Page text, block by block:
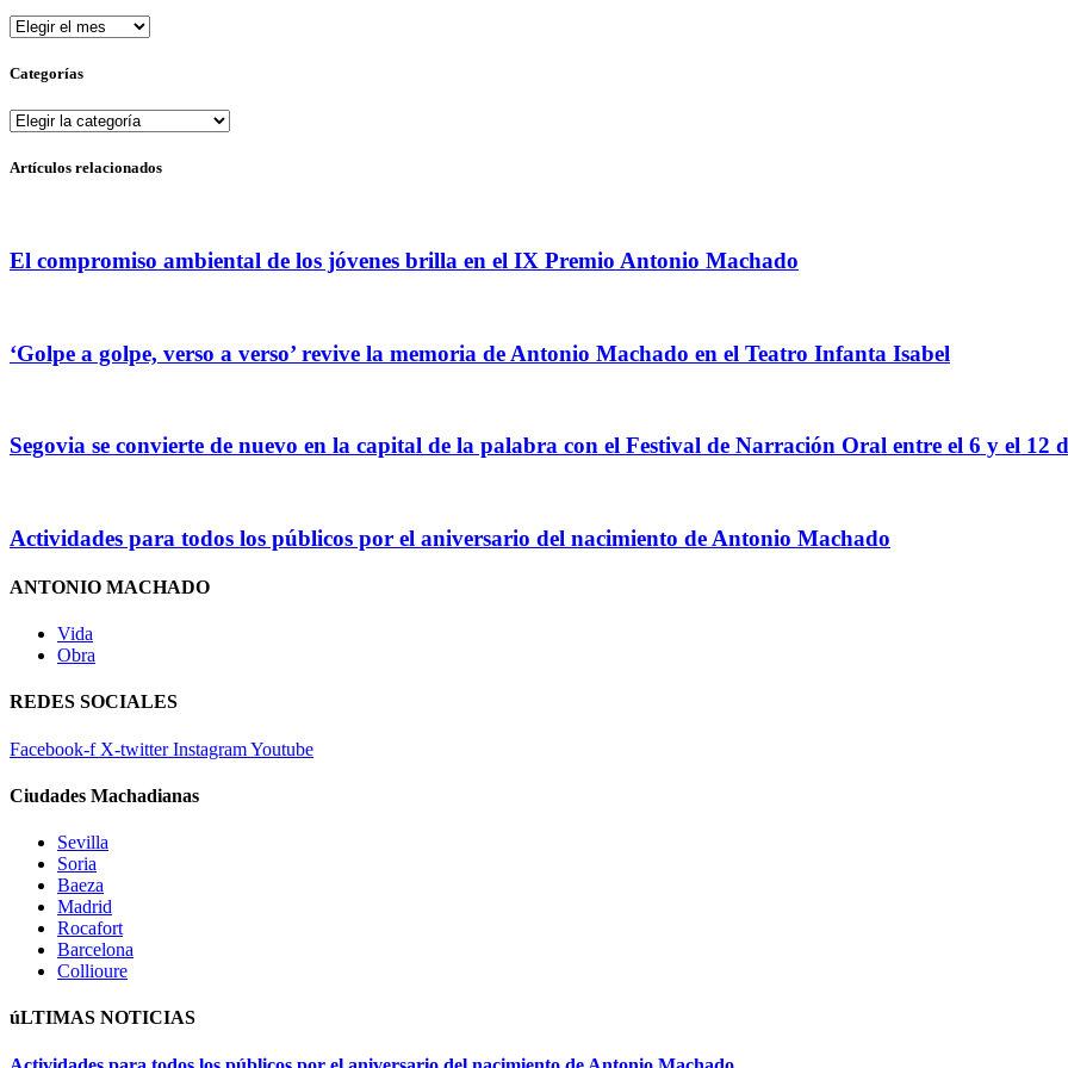
Archivos
Categorías
Categorías
Artículos relacionados
El compromiso ambiental de los jóvenes brilla en el IX Premio Antonio Machado
‘Golpe a golpe, verso a verso’ revive la memoria de Antonio Machado en el Teatro Infanta Isabel
Segovia se convierte de nuevo en la capital de la palabra con el Festival de Narración Oral entre el 6 y el 12
Actividades para todos los públicos por el aniversario del nacimiento de Antonio Machado
ANTONIO MACHADO
Vida
Obra
REDES SOCIALES
Facebook-f X-twitter InstagramYoutube
Ciudades Machadianas
Sevilla
Soria
Baeza
Madrid
Rocafort
Barcelona
Collioure
úLTIMAS NOTICIAS